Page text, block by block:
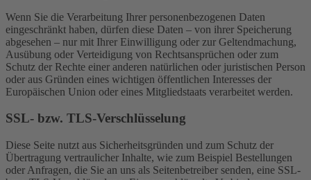
Wenn Sie die Verarbeitung Ihrer personenbezogenen Daten
eingeschränkt haben, dürfen diese Daten – von ihrer Speicherung
abgesehen – nur mit Ihrer Einwilligung oder zur Geltendmachung,
Ausübung oder Verteidigung von Rechtsansprüchen oder zum
Schutz der Rechte einer anderen natürlichen oder juristischen Person
oder aus Gründen eines wichtigen öffentlichen Interesses der
Europäischen Union oder eines Mitgliedstaats verarbeitet werden.
SSL- bzw. TLS-Verschlüsselung
Diese Seite nutzt aus Sicherheitsgründen und zum Schutz der
Übertragung vertraulicher Inhalte, wie zum Beispiel Bestellungen
oder Anfragen, die Sie an uns als Seitenbetreiber senden, eine SSL-